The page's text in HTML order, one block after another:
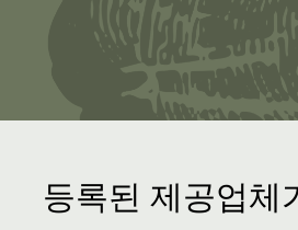
등록된 제공업체